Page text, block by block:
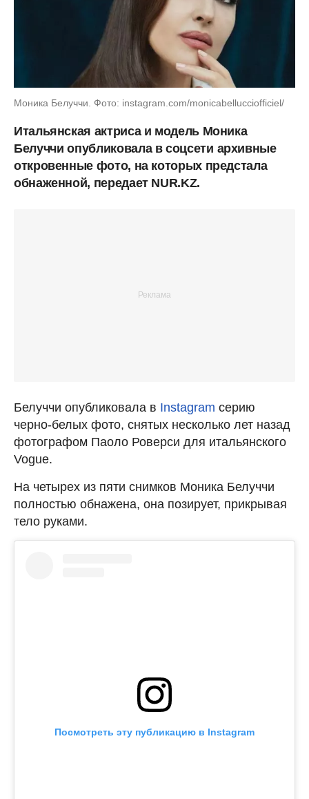
Моника Белуччи. Фото: instagram.com/monicabellucciofficiel/
Итальянская актриса и модель Моника
Белуччи опубликовала в соцсети архивные
откровенные фото, на которых предстала
обнаженной, передает NUR.KZ.
Белуччи опубликовала в Instagram серию
черно-белых фото, снятых несколько лет назад
фотографом Паоло Роверси для итальянского
Vogue.
На четырех из пяти снимков Моника Белуччи
полностью обнажена, она позирует, прикрывая
тело руками.
Посмотреть эту публикацию в Instagram